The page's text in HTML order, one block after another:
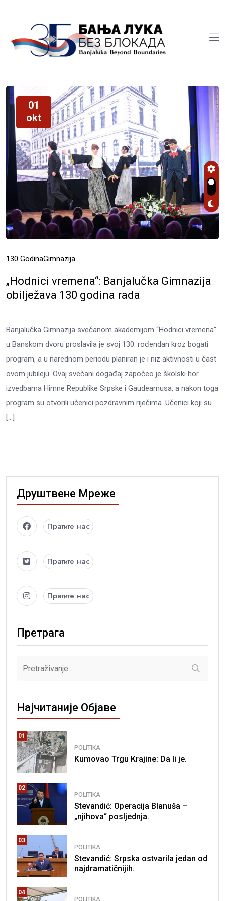
01
okt
130 GodinaGimnazija
„Hodnici vremena“: Banjalučka Gimnazija
obilježava 130 godina rada
Banjalučka Gimnazija svečanom akademijom “Hodnici vremena”
u Banskom dvoru proslavila je svoj 130. rođendan kroz bogati
program, a u narednom periodu planiran je i niz aktivnosti u čast
ovom jubileju. Ovaj svečani događaj započeo je školski hor
izvedbama Himne Republike Srpske i Gaudeamusa, a nakon toga
program su otvorili učenici pozdravnim riječima. Učenici koji su
[…]
Друштвене Мреже
Пратите нас
Пратите нас
Пратите нас
Претрага
Најчитаније Објаве
01
POLITIKA
Kumovao Trgu Krajine: Da li je.
02
POLITIKA
Stevandić: Operacija Blanuša –
„njihova“ posljednja.
03
POLITIKA
Stevandić: Srpska ostvarila jedan od
najdramatičnijih.
04
POLITIKA